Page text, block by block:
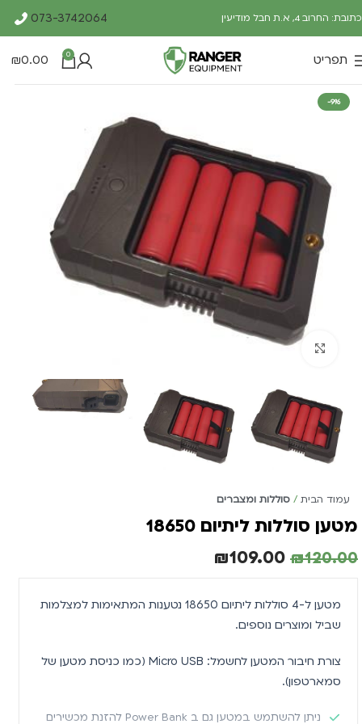
כתובת: החרוב 4, א.ת חבל מודיעין 073-3742064
תפריט 0
₪0.00
-9%
Click to enlarge
עמוד הבית סוללות ומצברים
מטען סוללות ליתיום 18650
₪120.00
₪109.00
מטען ל-4 סוללות ליתיום 18650 נטענות המתאימות למצלמות
שביל ומוצרים נוספים.
צורת חיבור המטען לחשמל: Micro USB (כמו כניסת מטען של
סמארטפון).
ניתן להשתמש במטען גם ב Power Bank להזנת מכשירים